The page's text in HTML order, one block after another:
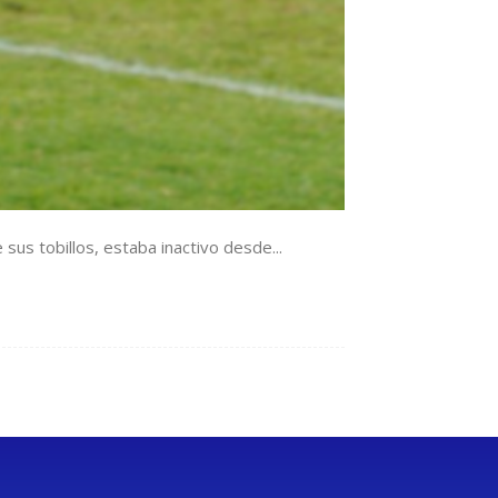
tobillos, estaba inactivo desde...